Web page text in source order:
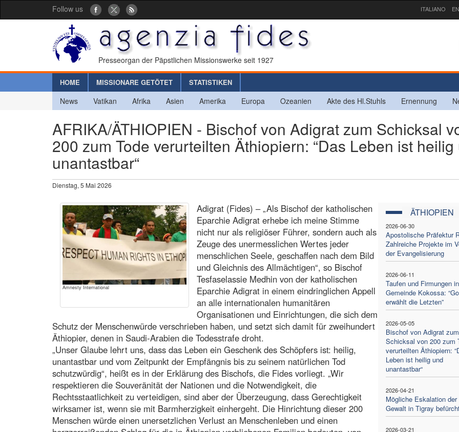
Follow us ITALIANO
Presseorgan der Päpstlichen Missionswerke seit 1927
HOME MISSIONARE GETÖTET STATISTIKEN
News Vatikan Afrika Asien Amerika Europa Ozeanien Akte des Hl.Stuhls Ernennung
AFRIKA/ÄTHIOPIEN - Bischof von Adigrat zum Schicksal
200 zum Tode verurteilten Äthiopiern: “Das Leben ist heilig
unantastbar“
Dienstag, 5 Mai 2026
Amnesty International
ÄTHIOPIEN
2026-06-30
Apostolische Präfektur
Zahlreiche Projekte im
der Evangelisierung
2026-06-11
Taufen und Firmungen
Gemeinde Kokossa:
erwählt die Letzten”
2026-05-05
Bischof von Adigrat zum
Schicksal von 200 zum
verurteilten Äthiopiern:
Leben ist heilig und
unantastbar“
2026-04-21
Mögliche Eskalation der
Gewalt in Tigray
2026-03-21
Adigrat (Fides) – „Als Bischof der katholischen
Eparchie Adigrat erhebe ich meine Stimme
nicht nur als religiöser Führer, sondern auch als
Zeuge des unermesslichen Wertes jeder
menschlichen Seele, geschaffen nach dem Bild
und Gleichnis des Allmächtigen“, so Bischof
Tesfaselassie Medhin von der katholischen
Eparchie Adigrat in einem eindringlichen Appell
an alle internationalen humanitären
Organisationen und Einrichtungen, die sich dem
Schutz der Menschenwürde verschrieben haben, und setzt sich damit für zweihundert
Äthiopier, denen in Saudi-Arabien die Todesstrafe droht.
„Unser Glaube lehrt uns, dass das Leben ein Geschenk des Schöpfers ist: heilig,
unantastbar und vom Zeitpunkt der Empfängnis bis zu seinem natürlichen Tod
schutzwürdig“, heißt es in der Erklärung des Bischofs, die Fides vorliegt. „Wir
respektieren die Souveränität der Nationen und die Notwendigkeit, die
Rechtsstaatlichkeit zu verteidigen, sind aber der Überzeugung, dass Gerechtigkeit
wirksamer ist, wenn sie mit Barmherzigkeit einhergeht. Die Hinrichtung dieser 200
Menschen würde einen unersetzlichen Verlust an Menschenleben und einen